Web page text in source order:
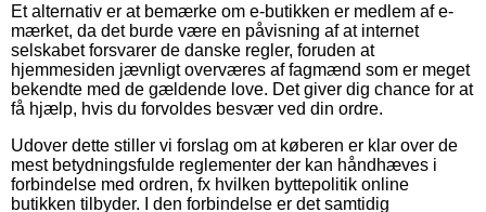
Et alternativ er at bemærke om e-butikken er medlem af e-
mærket, da det burde være en påvisning af at internet
selskabet forsvarer de danske regler, foruden at
hjemmesiden jævnligt overværes af fagmænd som er meget
bekendte med de gældende love. Det giver dig chance for at
få hjælp, hvis du forvoldes besvær ved din ordre.
Udover dette stiller vi forslag om at køberen er klar over de
mest betydningsfulde reglementer der kan håndhæves i
forbindelse med ordren, fx hvilken byttepolitik online
butikken tilbyder. I den forbindelse er det samtidig